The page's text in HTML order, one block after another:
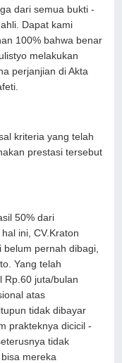
dari semua bukti -
Dapat kami
100% bahwa benar
melakukan
perjanjian di Akta
kriteria yang telah
prestasi tersebut
50% dari
ini, CV.Kraton
pernah dibagi,
Yang telah
Rp.60 juta/bulan
atas
tidak dibayar
prakteknya dicicil -
tidak
mereka